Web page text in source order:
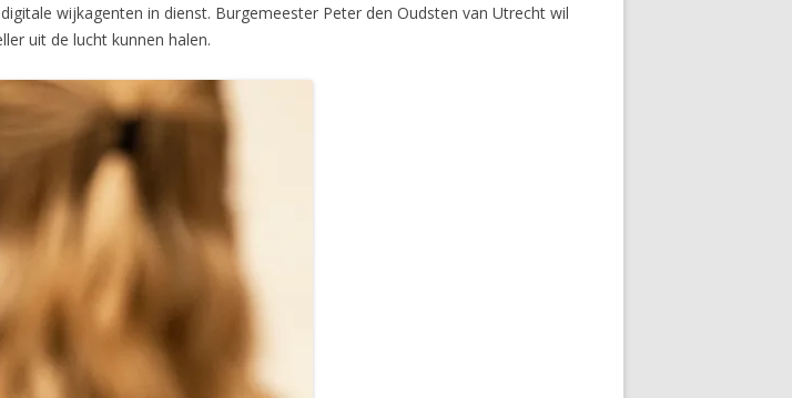
wijkagenten in dienst. Burgemeester Peter den Oudsten van Utrecht wil
uit de lucht kunnen halen.